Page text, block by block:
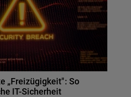
„Freizügigkeit": So
IT-Sicherheit